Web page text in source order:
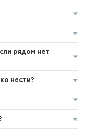
рядом нет
нести?